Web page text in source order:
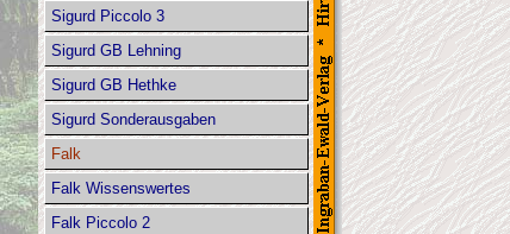
Sigurd Piccolo 3
Sigurd GB Lehning
Sigurd GB Hethke
Sigurd Sonderausgaben
Falk
Falk Wissenswertes
Falk Piccolo 2